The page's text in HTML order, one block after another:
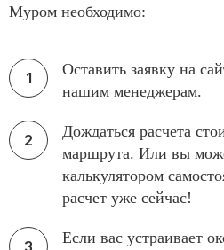
Муром необходимо:
Оставить заявку на
нашим менеджерам.
Дождаться расчета
маршрута. Или вы
калькулятором
расчет уже сейчас!
Если вас устраивает